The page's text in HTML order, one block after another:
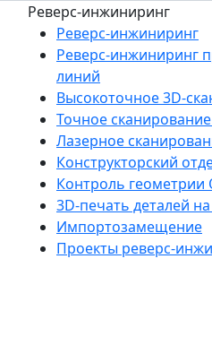
Реверс-инжиниринг
Реверс-инжиниринг
Реверс-инжиниринг
линий
Высокоточное 3D-
Точное
Лазерное
Конструкторский
Контроль геометрии
3D-печать деталей на
Импортозамещение
Проекты реверс-